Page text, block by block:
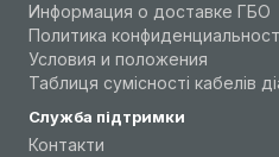
Информация о доставке ГБО
Политика
Условия и положения
Таблиця сумісності кабелів
Служба підтримки
Контакти